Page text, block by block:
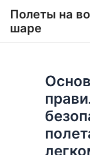
содержимому
Полеты на
шаре
по
записям